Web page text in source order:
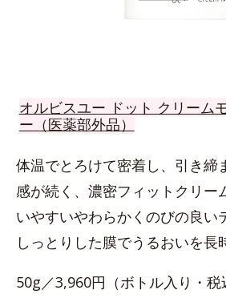
オルビスユー ドット クリーム
ー（医薬部外品）
体温でとろけて密着し、引き締
感が続く、濃密フィットクリー
いやすいやわらかくのびの良い
しっとりした膜でうるおいを長
50g／3,960円（ボトル入り・税